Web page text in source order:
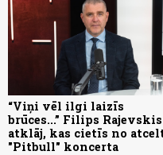
“Viņi vēl ilgi laizīs
brūces...” Filips Rajevskis
atklāj, kas cietīs no
"Pitbull" koncerta